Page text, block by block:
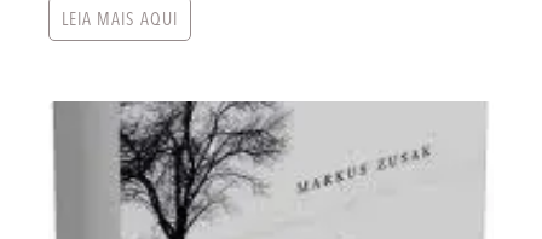
LEIA MAIS AQUI